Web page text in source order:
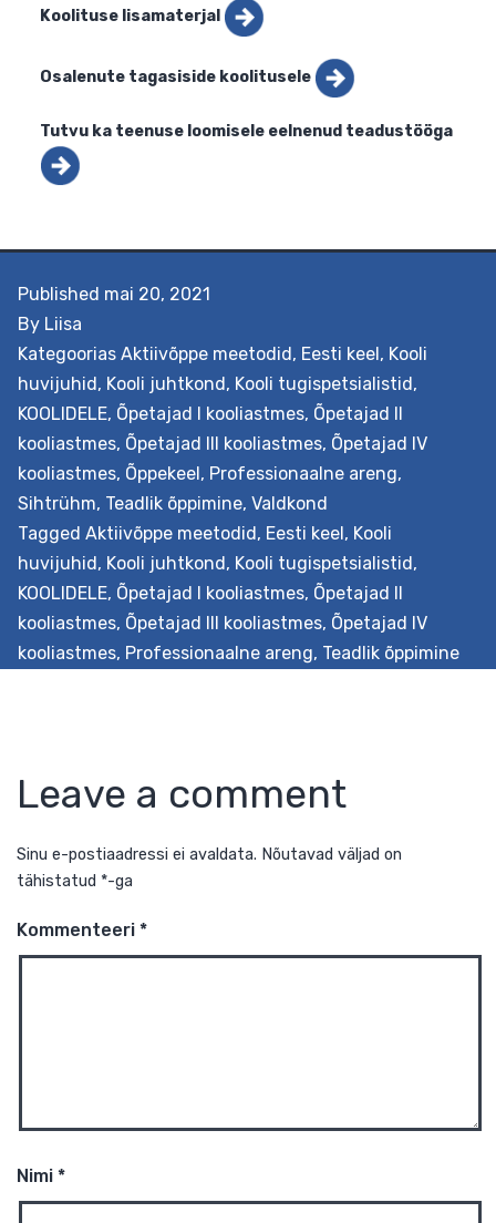
Koolituse lisamaterjal
Osalenute tagasiside koolitusele
Published mai 20, 2021
By Liisa
Kategoorias Aktiivõppe meetodid , Eesti keel , Kooli
huvijuhid , Kooli juhtkond , Kooli tugispetsialistid ,
KOOLIDELE, Õpetajad I kooliastmes, Õpetajad II
kooliastmes, Õpetajad III kooliastmes, Õpetajad IV
kooliastmes, Õppekeel , Professionaalne areng,
Sihtrühm, Teadlik õppimine, Valdkond
Tagged Aktiivõppe meetodid , Eesti keel , Kooli
huvijuhid , Kooli juhtkond , Kooli tugispetsialistid ,
KOOLIDELE, Õpetajad I kooliastmes, Õpetajad II
kooliastmes, Õpetajad III kooliastmes, Õpetajad IV
kooliastmes, Professionaalne areng, Teadlik õppimine
Leave a comment
Kommenteeri*